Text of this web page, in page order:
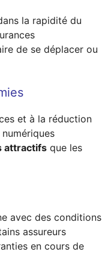
la rapidité du
de se déplacer ou
et à la réduction
attractifs que les
avec des conditions
assureurs
en cours de